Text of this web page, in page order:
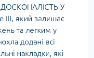
У
III, який залишає
та легким у
додані всі
накладки, які